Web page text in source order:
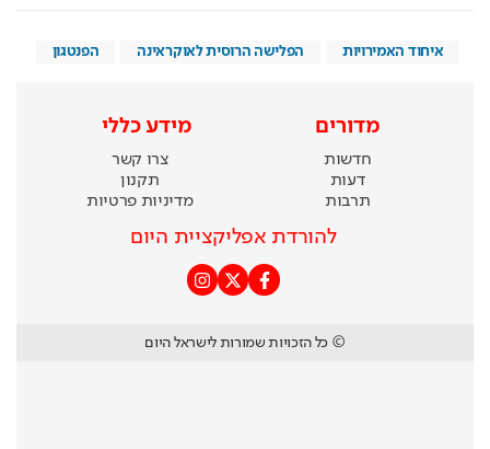
איחוד האמירויות הפלישה הרוסית לאוקראינה הפנטגון
מדורים
חדשות
דעות
תרבות
מידע כללי
צרו קשר
תקנון
מדיניות פרטיות
להורדת אפליקציית היום
© כל הזכויות שמורות לישראל היום